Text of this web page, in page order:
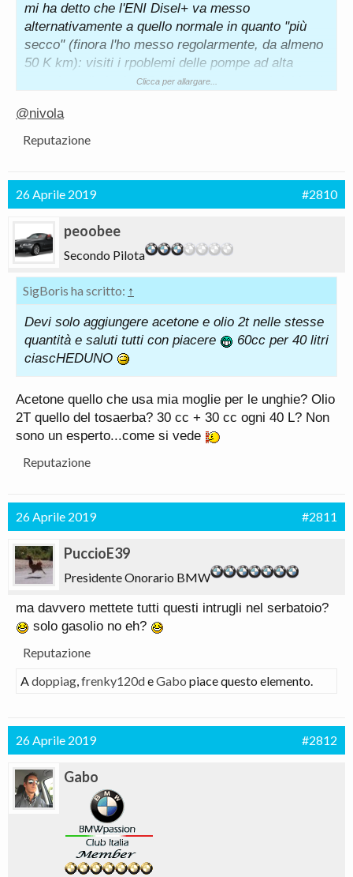
mi ha detto che l'ENI Disel+ va messo
alternativamente a quello normale in quanto "più
secco" (finora l'ho messo regolarmente, da almeno
50 K km): visiti i rpoblemi delle pompe ad alta
pressione (io ho la CP4-2, non soggetta ai richiami
Grazie
Clicca per allargare...
@nivola
Reputazione
26 Aprile 2019 #2810
peoobee
Secondo Pilota
SigBoris ha scritto: ↑
Devi solo aggiungere acetone e olio 2t nelle stesse
quantità e saluti tutti con piacere
60cc per 40 litri
ciascHEDUNO
Acetone quello che usa mia moglie per le unghie? Olio
2T quello del tosaerba? 30 cc + 30 cc ogni 40 L? Non
sono un esperto...come si vede
Reputazione
26 Aprile 2019 #2811
PuccioE39
Presidente Onorario BMW
ma davvero mettete tutti questi intrugli nel serbatoio?
solo gasolio no eh?
Reputazione
Adoppiag,frenky120deGabo piace questo elemento.
26 Aprile 2019 #2812
Gabo